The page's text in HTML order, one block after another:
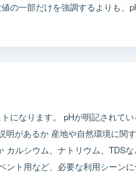
の一部だけを強調するよりも、
になります。 pHが明記されて
があるか 産地や自然環境に関
ルシウム、ナトリウム、TDS
ト用など、必要な利用シーン